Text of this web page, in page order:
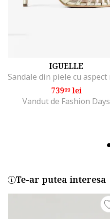
IGUELLE
73999lei
Vandut de Fashion Days
Te-ar putea interesa